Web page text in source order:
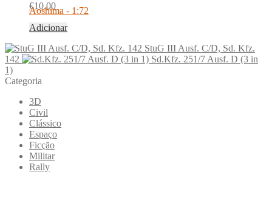
€10.00
Aoshima - 1:72
Adicionar
StuG III Ausf. C/D, Sd. Kfz.
142
Sd.Kfz. 251/7 Ausf. D (3 in
1)
Categoria
3D
Civil
Clássico
Espaço
Ficção
Militar
Rally